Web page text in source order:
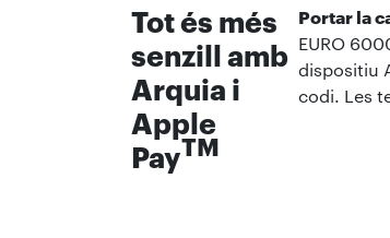
Tot és més
senzill amb
Arquia i
Apple
PayTM
Portar la
EURO
dispositiu
codi. Les